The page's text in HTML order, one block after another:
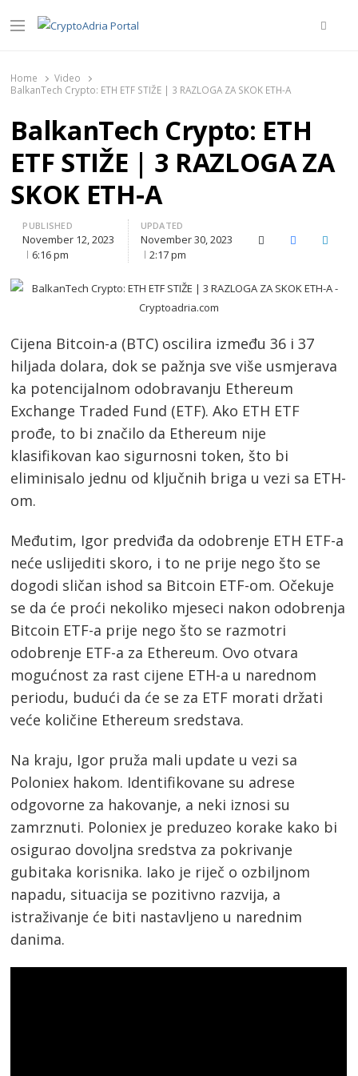
Menu
Home
Video
BalkanTech Crypto: ETH ETF STIŽE | 3 RAZLOGA ZA SKOK ETH-A
BalkanTech Crypto: ETH
ETF STIŽE | 3 RAZLOGA ZA
SKOK ETH-A
PUBLISHED
November 12, 2023
6:16 pm
UPDATED
November 30, 2023
2:17 pm
X (Twitter)Facebook
Cijena Bitcoin-a (BTC) oscilira između 36 i 37
hiljada dolara, dok se pažnja sve više usmjerava
ka potencijalnom odobravanju Ethereum
Exchange Traded Fund (ETF). Ako ETH ETF
prođe, to bi značilo da Ethereum nije
klasifikovan kao sigurnosni token, što bi
eliminisalo jednu od ključnih briga u vezi sa ETH-
om.
Međutim, Igor predviđa da odobrenje ETH ETF-a
neće uslijediti skoro, i to ne prije nego što se
dogodi sličan ishod sa Bitcoin ETF-om. Očekuje
se da će proći nekoliko mjeseci nakon odobrenja
Bitcoin ETF-a prije nego što se razmotri
odobrenje ETF-a za Ethereum. Ovo otvara
mogućnost za rast cijene ETH-a u narednom
periodu, budući da će se za ETF morati držati
veće količine Ethereum sredstava.
Na kraju, Igor pruža mali update u vezi sa
Poloniex hakom. Identifikovane su adrese
odgovorne za hakovanje, a neki iznosi su
zamrznuti. Poloniex je preduzeo korake kako bi
osigurao dovoljna sredstva za pokrivanje
gubitaka korisnika. Iako je riječ o ozbiljnom
napadu, situacija se pozitivno razvija, a
istraživanje će biti nastavljeno u narednim
danima.